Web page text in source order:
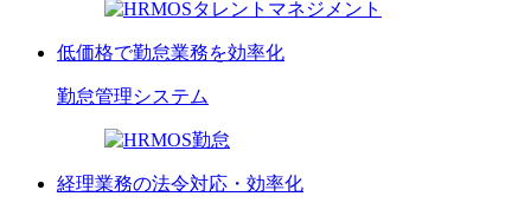
低価格で勤怠業務を効率化
勤怠管理システム
経理業務の法令対応・効率化